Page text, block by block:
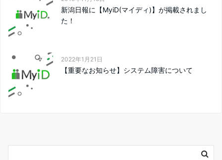
新潟日報に【MyiD(マイディ)】が掲載されまし
た！
2022年1月21日
【重要なお知らせ】システム障害について